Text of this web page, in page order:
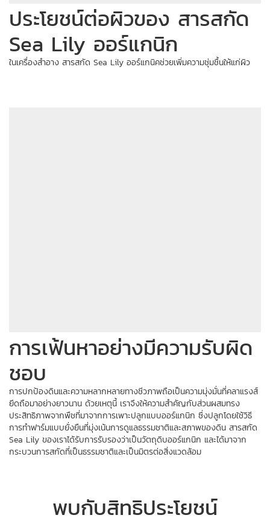
ประโยชน์ต่อผิวของ สารสกัด
Sea Lily ออร์แกนิก
ในเครื่องสำอาง สารสกัด Sea Lily ออร์แกนิคช่วยเพิ่มความชุ่มชื้นให้แก่ผิว
การเฟ้นหาอย่างมีความรับผิด
ชอบ
การปกป้องดินและความหลากหลายทางชีวภาพถือเป็นความมุ่งมั่นที่คลาแรงส์
ยึดถือมาอย่างยาวนาน ด้วยเหตุนี้ เราจึงให้ความสำคัญกับส่วนผสมทรง
ประสิทธิภาพจากพืชที่มาจากการเพาะปลูกแบบออร์แกนิก ซึ่งปลูกโดยใช้วิธี
การทำฟาร์มแบบยั่งยืนที่มุ่งเน้นการดูแลธรรมชาติและสภาพของดิน สารสกัด
Sea Lily ของเราได้รับการรับรองว่าเป็นวัตถุดิบออร์แกนิก และได้มาจาก
กระบวนการสกัดที่เป็นธรรมชาติและเป็นมิตรต่อสิ่งแวดล้อม
พบกับสิทธิประโยชน์